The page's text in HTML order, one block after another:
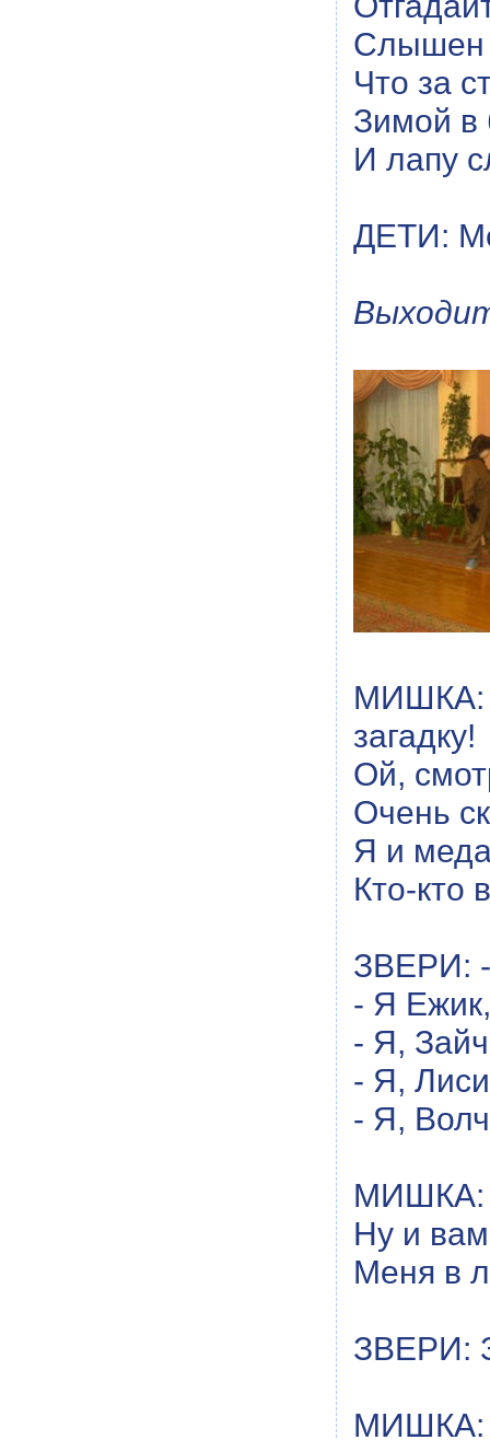
Слышен
Что за
Зимой в
И лапу
ДЕТИ:
МИШКА:
загадку!
Ой,
Очень
Я и
Кто-кто
ЗВЕРИ:
- Я
- Я,
- Я,
- Я,
МИШКА:
Ну и
Меня в
ЗВЕРИ:
МИШКА: